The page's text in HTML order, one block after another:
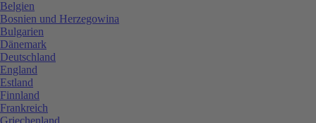
Belgien
Bosnien und Herzegowina
Bulgarien
Dänemark
Deutschland
England
Estland
Finnland
Frankreich
Griechenland